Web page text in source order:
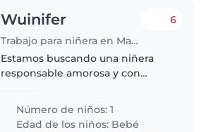
Wuinifer
Trabajo para niñera en Maracay
6
Estamos buscando una niñera
responsable amorosa y con
mi bebé los pagos serian
ajustados al hablar con la niñera
Número de niños: 1
Edad de los niños: Bebé